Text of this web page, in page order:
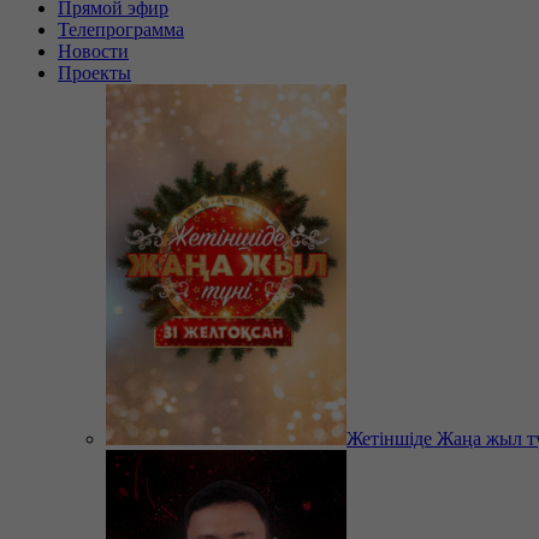
Прямой эфир
Телепрограмма
Новости
Проекты
Жетіншіде Жаңа жыл